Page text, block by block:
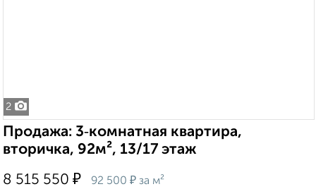
2
Продажа: 3‑комнатная квартира,
вторичка, 92м², 13/17 этаж
8 515 550 ₽ 92 500 ₽ за м²